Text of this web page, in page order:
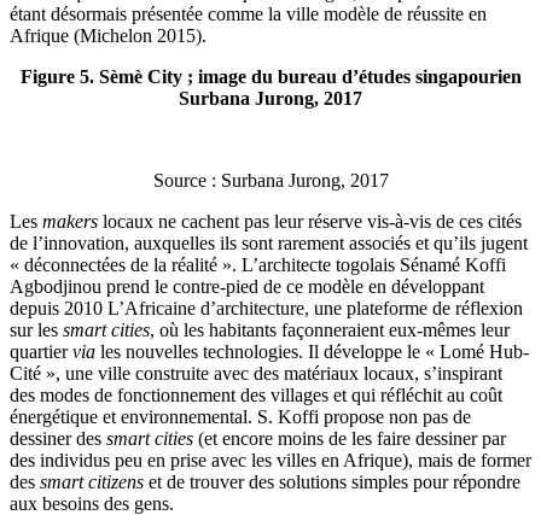
étant désormais présentée comme la ville modèle de réussite en
Afrique (Michelon 2015).
Figure 5. Sèmè City ; image du bureau d’études singapourien
Surbana Jurong, 2017
Source : Surbana Jurong, 2017
Les makers locaux ne cachent pas leur réserve vis-à-vis de ces cités
de l’innovation, auxquelles ils sont rarement associés et qu’ils jugent
« déconnectées de la réalité ». L’architecte togolais Sénamé Koffi
Agbodjinou prend le contre-pied de ce modèle en développant
depuis 2010 L’Africaine d’architecture, une plateforme de réflexion
sur les smart cities, où les habitants façonneraient eux-mêmes leur
quartiervia les nouvelles technologies. Il développe le « Lomé Hub-
Cité », une ville construite avec des matériaux locaux, s’inspirant
des modes de fonctionnement des villages et qui réfléchit au coût
énergétique et environnemental. S. Koffi propose non pas de
dessiner des smart cities (et encore moins de les faire dessiner par
des individus peu en prise avec les villes en Afrique), mais de former
des smart citizens et de trouver des solutions simples pour répondre
aux besoins des gens.